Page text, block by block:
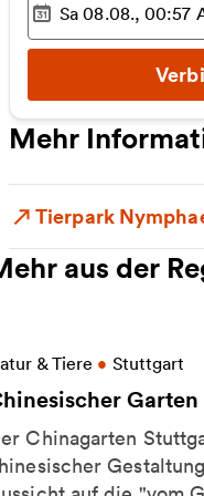
Ausgewählter
Sa 08.08., 00:57
Mehr
Tierpark
aus der
& Tiere • Stuttgart
Chinagarten